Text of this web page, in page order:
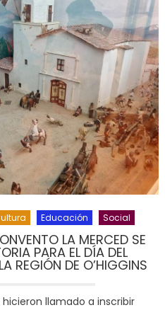
Educación Social
LA MERCED SE
PARA EL DÍA DEL
REGIÓN DE O’HIGGINS
llamado a inscribir